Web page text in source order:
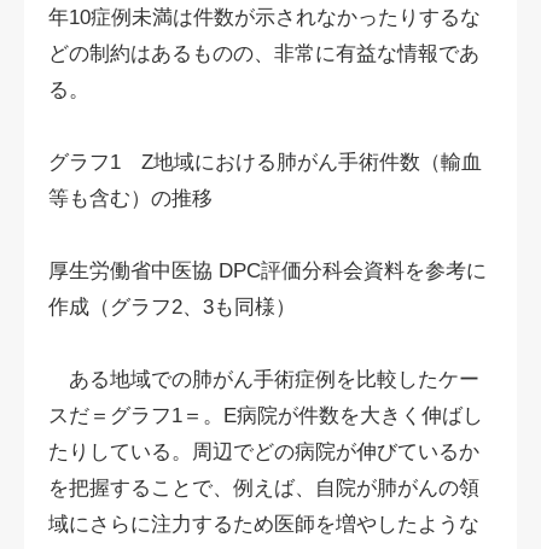
年10症例未満は件数が示されなかったりするな
どの制約はあるものの、非常に有益な情報であ
る。
グラフ1 Z地域における肺がん手術件数（輸血
等も含む）の推移
厚生労働省中医協 DPC評価分科会資料を参考に
作成（グラフ2、3も同様）
ある地域での肺がん手術症例を比較したケー
スだ＝グラフ1＝。E病院が件数を大きく伸ばし
たりしている。周辺でどの病院が伸びているか
を把握することで、例えば、自院が肺がんの領
域にさらに注力するため医師を増やしたような